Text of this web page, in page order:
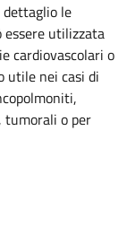
dettaglio le
utilizzata
cardiovascolari o
utile nei casi di
tumorali o per